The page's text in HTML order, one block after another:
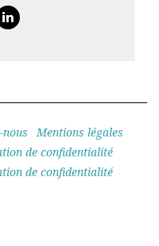
nous
Mentions légales
de confidentialité
de confidentialité